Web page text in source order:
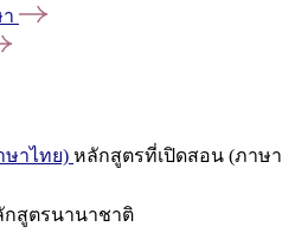
ษาไทย) หลักสูตรที่เปิดสอน (ภาษา
กสูตรนานาชาติ